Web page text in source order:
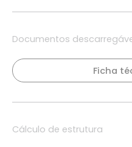
Documentos
Ficha
Cálculo de estrutura